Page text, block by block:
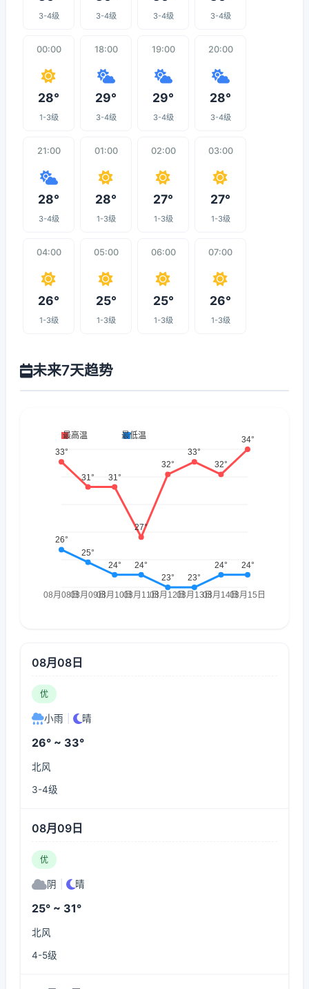
3-4级 3-4级 3-4级 3-4级
00:00
28°
1-3级
18:00
29°
3-4级
19:00
29°
3-4级
20:00
28°
3-4级
21:00
28°
3-4级
01:00
28°
1-3级
02:00
27°
1-3级
03:00
27°
1-3级
04:00
26°
1-3级
05:00
25°
1-3级
06:00
25°
1-3级
07:00
26°
1-3级
未来7天趋势
08月08日
优
小雨 晴
26° ~ 33°
北风
3-4级
08月09日
优
阴 晴
25° ~ 31°
北风
4-5级